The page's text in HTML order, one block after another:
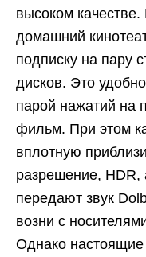
высоком
домашний
подписку на пару
дисков. Это
парой нажатий на
фильм. При этом
вплотную
разрешение,
передают звук
возни с
Однако